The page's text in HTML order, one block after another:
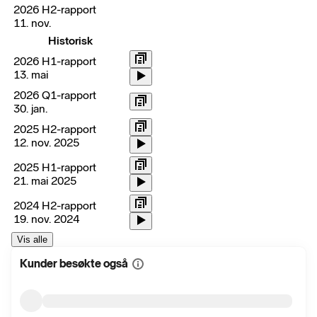
2026 H2-rapport
11. nov.
Historisk
2026 H1-rapport
13. mai
2026 Q1-rapport
30. jan.
2025 H2-rapport
12. nov. 2025
2025 H1-rapport
21. mai 2025
2024 H2-rapport
19. nov. 2024
Vis alle
Kunder besøkte også Vis